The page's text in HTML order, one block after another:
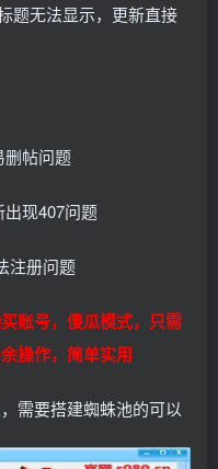
题无法显示，更新直接
删帖问题
现407问题
注册问题
账号，傻瓜模式，只需
操作，简单实用
需要搭建蜘蛛池的可以